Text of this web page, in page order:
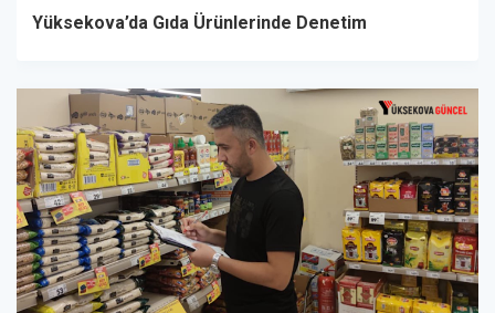
Yüksekova’da Gıda Ürünlerinde Denetim